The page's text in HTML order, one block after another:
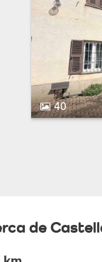
40
40 Fotos.
de